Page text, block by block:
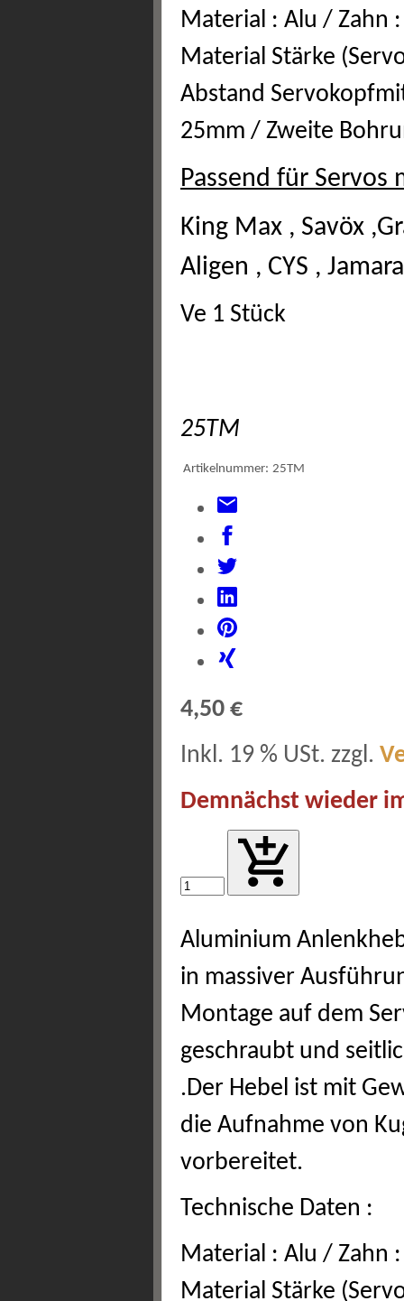
Material : Alu / Zahn
Material Stärke
Abstand
25mm / Zweite
Passend für Servos
King Max , Savöx
Aligen , CYS ,
Ve 1 Stück
25TM
Artikelnummer: 25TM
4,50 €
Inkl. 19 % USt. zzgl.
Demnächst wieder
Aluminium
in massiver
Montage auf dem
geschraubt und
.Der Hebel ist mit
die Aufnahme von
vorbereitet.
Technische Daten :
Material : Alu / Zahn
Material Stärke